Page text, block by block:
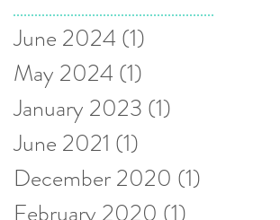
June 2024 (1)
May 2024 (1)
January 2023 (1)
June 2021 (1)
December 2020 (1)
February 2020 (1)